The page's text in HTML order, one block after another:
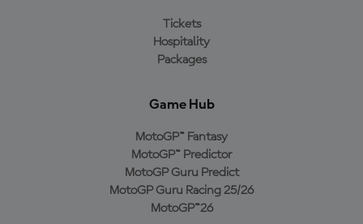
Tickets
Hospitality
Packages
Game Hub
MotoGP™ Fantasy
MotoGP™ Predictor
MotoGP Guru Predict
MotoGP Guru Racing 25/26
MotoGP™26